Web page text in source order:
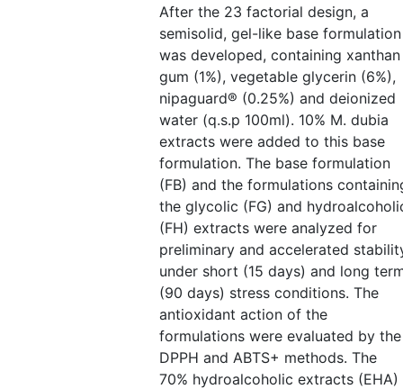
After the 23 factorial design, a
semisolid, gel-like base formulation
was developed, containing xanthan
gum (1%), vegetable glycerin (6%),
nipaguard® (0.25%) and deionized
water (q.s.p 100ml). 10% M. dubia
extracts were added to this base
formulation. The base formulation
(FB) and the formulations
the glycolic (FG) and
(FH) extracts were analyzed for
preliminary and accelerated
under short (15 days) and long
(90 days) stress conditions. The
antioxidant action of the
formulations were evaluated by the
DPPH and ABTS+ methods. The
70% hydroalcoholic extracts (EHA)